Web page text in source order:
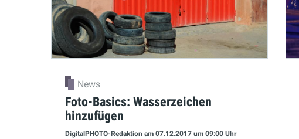
News
Foto-Basics: Wasserzeichen
hinzufügen
DigitalPHOTO-Redaktion am 07.12.2017 um 09:00 Uhr